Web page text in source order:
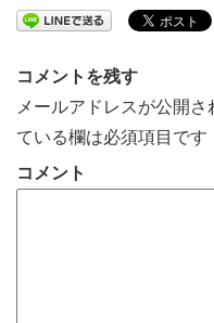
コメントを残す
メールアドレスが公開さ
ている欄は必須項目です
コメント